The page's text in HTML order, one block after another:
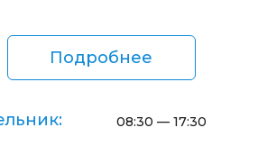
Подробнее
08:30 — 17:30